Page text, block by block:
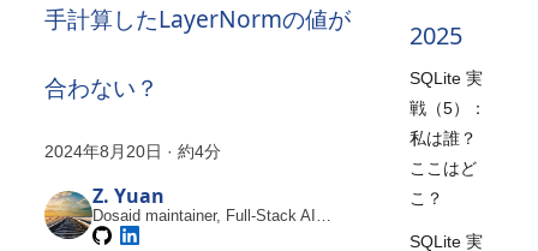
手計算したLayerNormの値が
合わない？
2024年8月20日 ·約4分
Z. Yuan
Dosaid maintainer, Full-Stack AI
Engineer
2025
SQLite 実
戦（5）：
私は誰？
ここはど
こ？
SQLite 実